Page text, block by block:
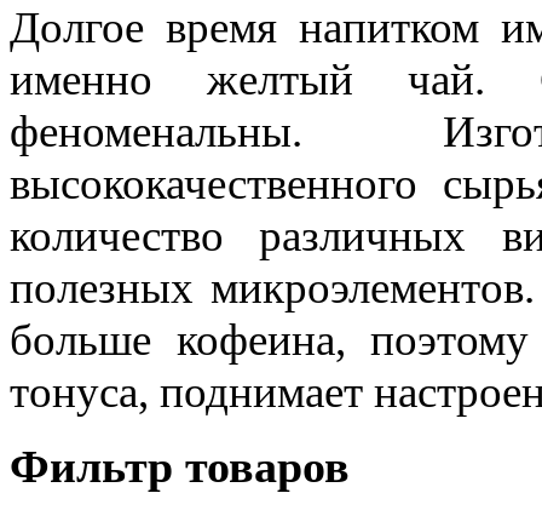
Долгое время напитком
именно желтый чай.
феноменальны.
высококачественного
количество различных
полезных
больше кофеина,
тонуса, поднимает
Фильтр товаров